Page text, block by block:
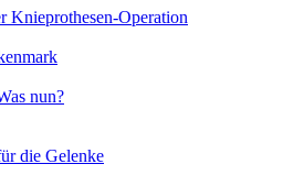
Knieprothesen-Operation
nun?
die Gelenke